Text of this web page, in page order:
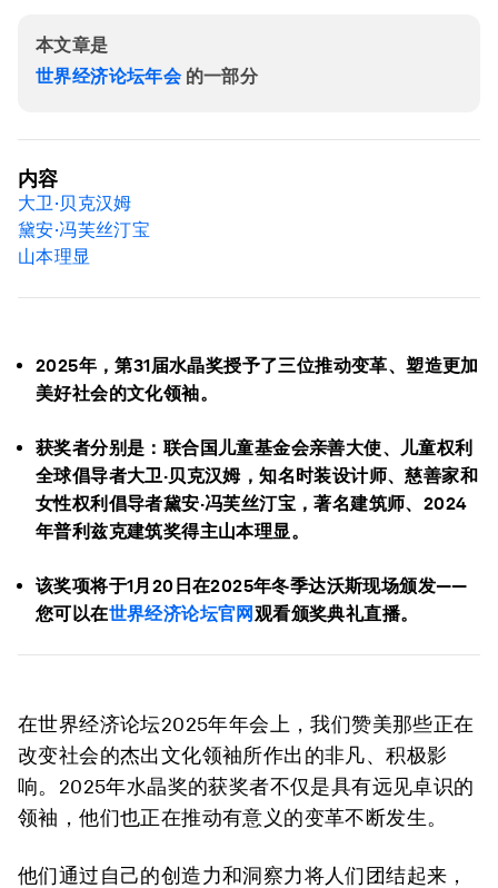
本文章是
世界经济论坛年会的一部分
2025年，第31届水晶奖授予了三位推动变革、塑造更加
美好社会的文化领袖。
获奖者分别是：联合国儿童基金会亲善大使、儿童权利
全球倡导者大卫·贝克汉姆，知名时装设计师、慈善家和
女性权利倡导者黛安·冯芙丝汀宝，著名建筑师、2024
年普利兹克建筑奖得主山本理显。
该奖项将于1月20日在2025年冬季达沃斯现场颁发——
您可以在世界经济论坛官网观看颁奖典礼直播。
在世界经济论坛2025年年会上，我们赞美那些正在
改变社会的杰出文化领袖所作出的非凡、积极影
响。2025年水晶奖的获奖者不仅是具有远见卓识的
领袖，他们也正在推动有意义的变革不断发生。
他们通过自己的创造力和洞察力将人们团结起来，
内容
大卫·贝克汉姆
黛安·冯芙丝汀宝
山本理显